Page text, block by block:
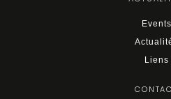
Events
Liens